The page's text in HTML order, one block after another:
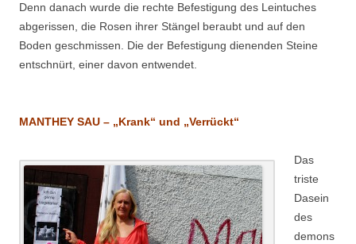
Denn danach wurde die rechte Befestigung des Leintuches
abgerissen, die Rosen ihrer Stängel beraubt und auf den
Boden geschmissen. Die der Befestigung dienenden Steine
entschnürt, einer davon entwendet.
MANTHEY SAU – „Krank“ und „Verrückt“
Das
triste
Dasein
des
demons